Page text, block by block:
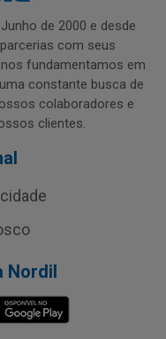
de 2000 e desde
com seus
fundamentamos em
constante busca de
colaboradores e
clientes.
Nordil